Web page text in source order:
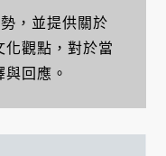
，並提供關於
化觀點，對於當
回應。